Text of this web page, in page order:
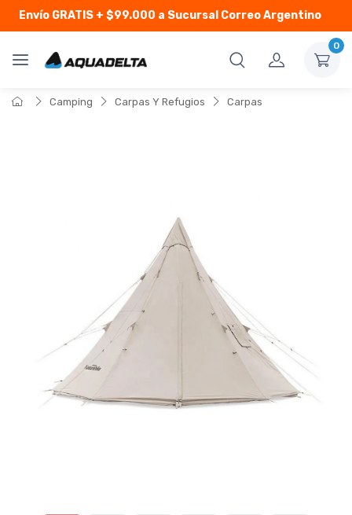
Envío GRATIS+ $99.000 a Sucursal Correo Argentino
0
Camping Carpas Y Refugios Carpas